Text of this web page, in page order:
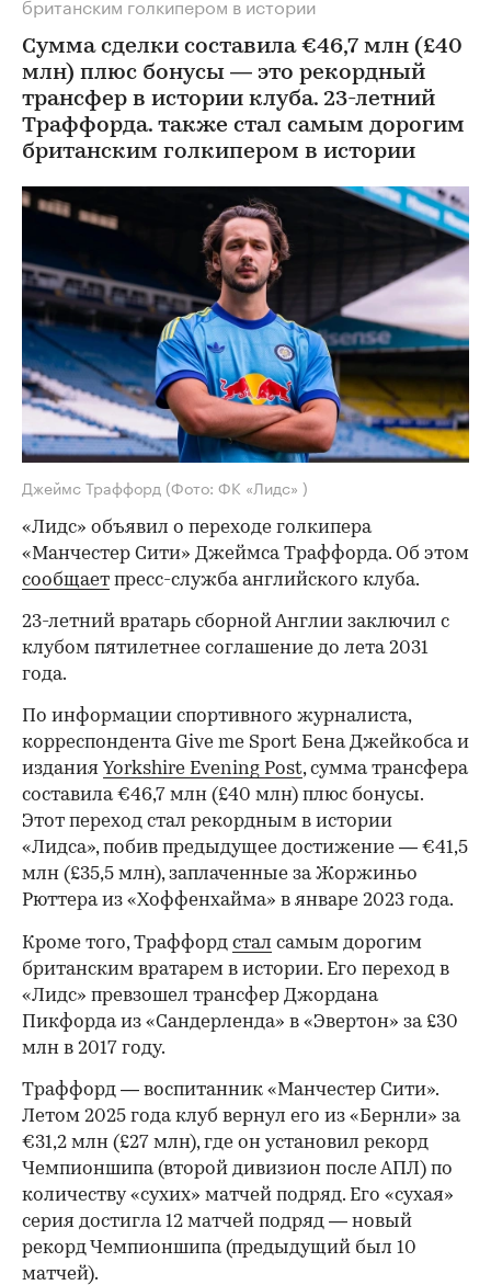
Сумма сделки составила €46,7 млн (£40
млн) плюс бонусы — это рекордный
трансфер в истории клуба. 23-летний
Траффорда. также стал самым дорогим
британским голкипером в истории
Джеймс Траффорд (Фото: ФК «Лидс» )
«Лидс» объявил о переходе голкипера
«Манчестер Сити» Джеймса Траффорда. Об этом
сообщает пресс-служба английского клуба.
23-летний вратарь сборной Англии заключил с
клубом пятилетнее соглашение до лета 2031
года.
По информации спортивного журналиста,
корреспондента Give me Sport Бена Джейкобса и
издания Yorkshire Evening Post, сумма трансфера
составила €46,7 млн (£40 млн) плюс бонусы.
Этот переход стал рекордным в истории
«Лидса», побив предыдущее достижение — €41,5
млн (£35,5 млн), заплаченные за Жоржиньо
Рюттера из «Хоффенхайма» в январе 2023 года.
00:00
Кроме того, Траффорд стал самым дорогим
британским вратарем в истории. Его переход в
«Лидс» превзошел трансфер Джордана
Пикфорда из «Сандерленда» в «Эвертон» за £30
млн в 2017 году.
Траффорд — воспитанник «Манчестер Сити».
Летом 2025 года клуб вернул его из «Бернли» за
€31,2 млн (£27 млн), где он установил рекорд
Чемпионшипа (второй дивизион после АПЛ) по
количеству «сухих» матчей подряд. Его «сухая»
серия достигла 12 матчей подряд — новый
рекорд Чемпионшипа (предыдущий был 10
матчей).